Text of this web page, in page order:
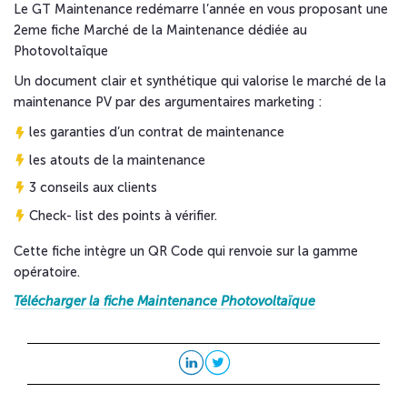
Le GT Maintenance redémarre l’année en vous proposant une
2eme fiche Marché de la Maintenance dédiée au
Photovoltaïque
Un document clair et synthétique qui valorise le marché de la
maintenance PV par des argumentaires marketing :
les garanties d’un contrat de maintenance
les atouts de la maintenance
3 conseils aux clients
Check- list des points à vérifier.
Cette fiche intègre un QR Code qui renvoie sur la gamme
opératoire.
Télécharger la fiche Maintenance Photovoltaïque